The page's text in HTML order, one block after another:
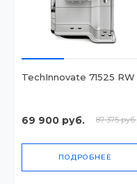
TechInnovate 71525 RW
69 900 руб. 87 375 руб.
ПОДРОБНЕЕ